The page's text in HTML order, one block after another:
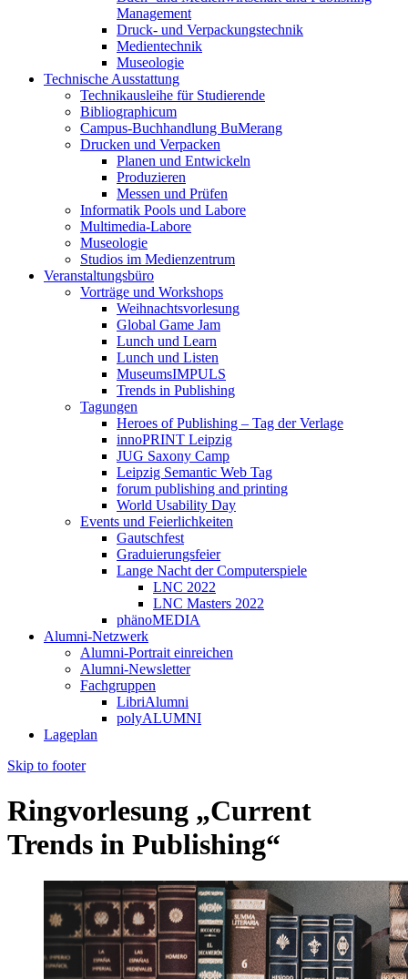
Management
Druck- und Verpackungstechnik
Medientechnik
Museologie
Technische Ausstattung
Technikausleihe für Studierende
Bibliographicum
Campus-Buchhandlung BuMerang
Drucken und Verpacken
Planen und Entwickeln
Produzieren
Messen und Prüfen
Informatik Pools und Labore
Multimedia-Labore
Museologie
Studios im Medienzentrum
Veranstaltungsbüro
Vorträge und Workshops
Weihnachtsvorlesung
Global Game Jam
Lunch und Learn
Lunch und Listen
MuseumsIMPULS
Trends in Publishing
Tagungen
Heroes of Publishing – Tag der Verlage
innoPRINT Leipzig
JUG Saxony Camp
Leipzig Semantic Web Tag
forum publishing and printing
World Usability Day
Events und Feierlichkeiten
Gautschfest
Graduierungsfeier
Lange Nacht der Computerspiele
LNC 2022
LNC Masters 2022
phänoMEDIA
Alumni-Netzwerk
Alumni-Portrait einreichen
Alumni-Newsletter
Fachgruppen
LibriAlumni
polyALUMNI
Lageplan
Skip to footer
Ringvorlesung „Current
Trends in Publishing“